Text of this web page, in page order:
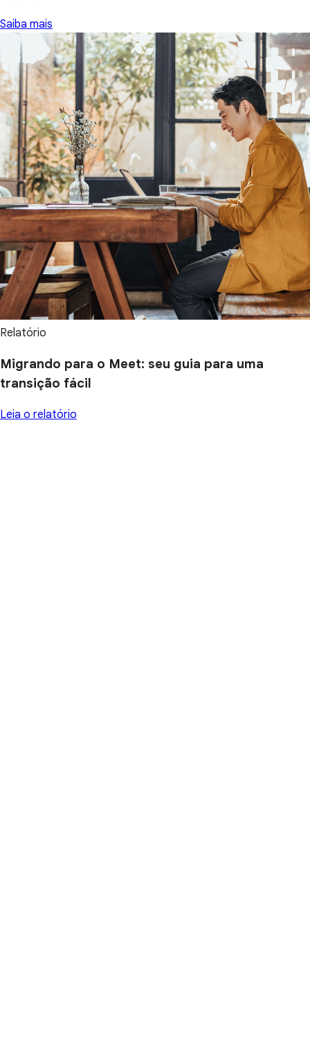
Saiba mais
Relatório
Migrando para o Meet: seu guia para uma
transição fácil
Leia o relatório